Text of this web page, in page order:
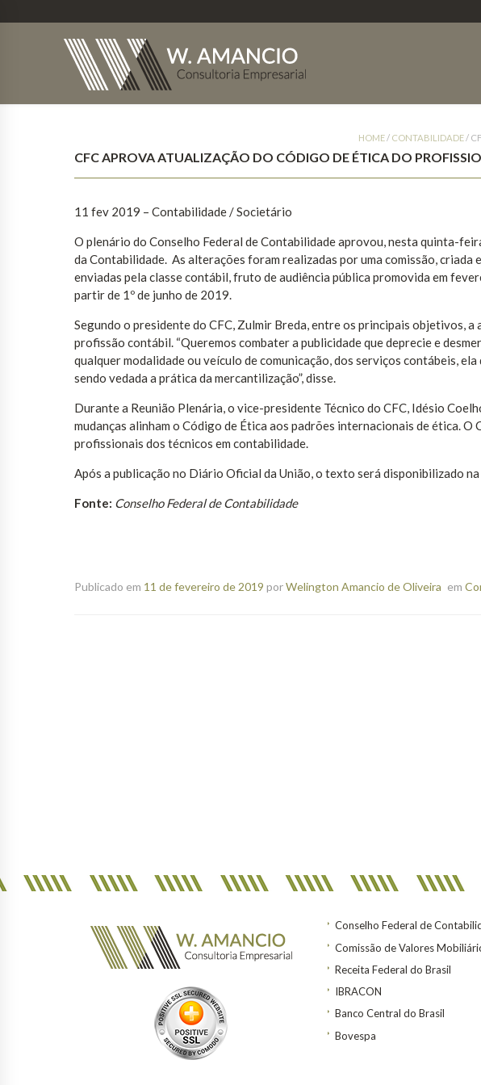
HOME/ CONTABILIDADE/
CFC APROVA ATUALIZAÇÃO DO CÓDIGO DE ÉTICA DO
11 fev 2019 – Contabilidade / Societário
O plenário do Conselho Federal de Contabilidade aprovou, nesta quinta-
da Contabilidade. As alterações foram realizadas por uma comissão, criada
enviadas pela classe contábil, fruto de audiência pública promovida em
partir de 1º de junho de 2019.
Segundo o presidente do CFC, Zulmir Breda, entre os principais objetivos,
profissão contábil. “Queremos combater a publicidade que deprecie e
qualquer modalidade ou veículo de comunicação, dos serviços contábeis,
sendo vedada a prática da mercantilização”, disse.
Durante a Reunião Plenária, o vice-presidente Técnico do CFC, Idésio
mudanças alinham o Código de Ética aos padrões internacionais de ética.
profissionais dos técnicos em contabilidade.
Após a publicação no Diário Oficial da União, o texto será disponibilizado
Fonte: Conselho Federal de Contabilidade
Publicado em 11 de fevereiro de 2019 porWelington Amancio de Oliveira em
Conselho Federal de
Comissão de Valores
Receita Federal do Brasil
IBRACON
Banco Central do Brasil
Bovespa